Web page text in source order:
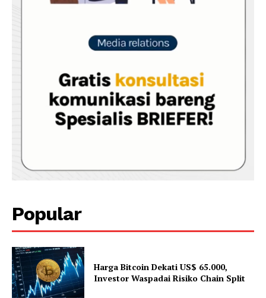
Popular
Harga Bitcoin Dekati US$ 65.000,
Investor Waspadai Risiko Chain Split